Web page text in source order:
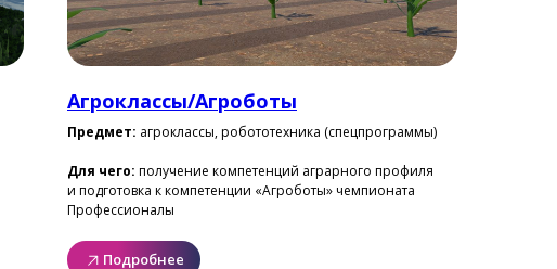
Агроклассы/Агроботы
Предмет: агроклассы, робототехника (спецпрограммы)
Для чего: получение компетенций аграрного профиля
и подготовка к компетенции «Агроботы» чемпионата
Профессионалы
Подробнее